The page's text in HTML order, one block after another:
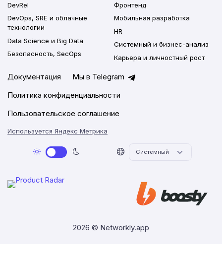
DevRel
DevOps, SRE и облачные
технологии
Data Science и Big Data
Безопасность, SecOps
Фронтенд
Мобильная разработка
HR
Системный и бизнес-анализ
Карьера и личностный рост
Документация
Мы в Telegram
Политика конфиденциальности
Пользовательское соглашение
Используется Яндекс Метрика
2026 © Networkly.app